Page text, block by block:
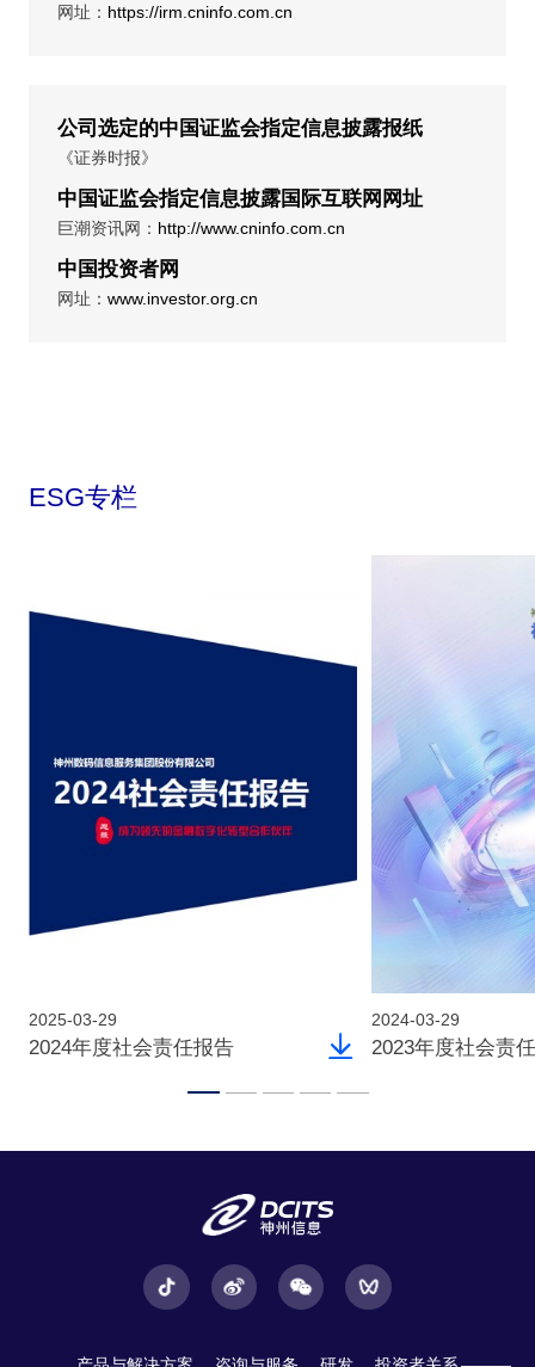
网址： https://irm.cninfo.com.cn
公司选定的中国证监会指定信息披露报纸
《证券时报》
中国证监会指定信息披露国际互联网网址
巨潮资讯网： http://www.cninfo.com.cn
中国投资者网
网址： www.investor.org.cn
ESG专栏
2025-03-29
2024年度社会责任报告
2024-03-29
2023年度社会责